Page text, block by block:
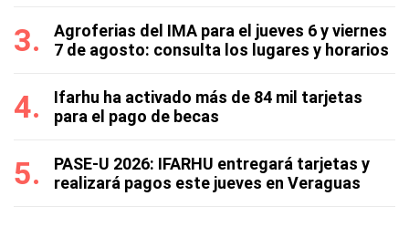
Agroferias del IMA para el jueves 6 y viernes
7 de agosto: consulta los lugares y horarios
Ifarhu ha activado más de 84 mil tarjetas
para el pago de becas
PASE-U 2026: IFARHU entregará tarjetas y
realizará pagos este jueves en Veraguas